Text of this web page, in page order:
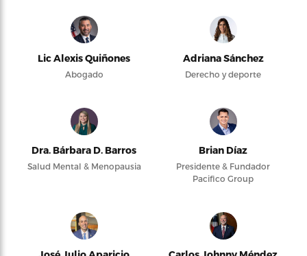
Lic Alexis Quiñones
Abogado
Adriana Sánchez
Derecho y deporte
Dra. Bárbara D. Barros
Salud Mental & Menopausia
Brian Díaz
Presidente & Fundador
Pacifico Group